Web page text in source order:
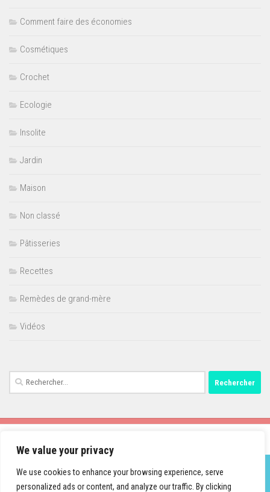
We value your privacy
We use cookies to enhance your browsing experience, serve
personalized ads or content, and analyze our traffic. By clicking
Comment faire des économies
Cosmétiques
Crochet
Ecologie
Insolite
Jardin
Maison
Non classé
Pâtisseries
Recettes
Remèdes de grand-mère
Vidéos
Rechercher :